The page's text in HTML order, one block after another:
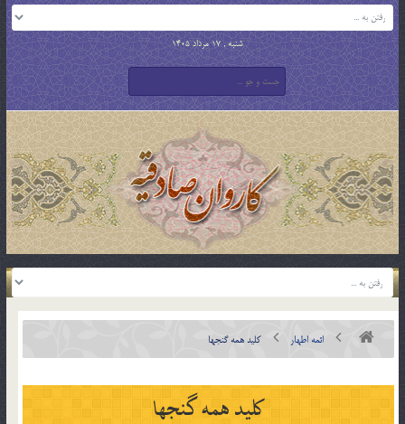
شنبه , 17 مرداد 1405
ائمه اطهار كليد همه گنجها
كليد همه گنجها